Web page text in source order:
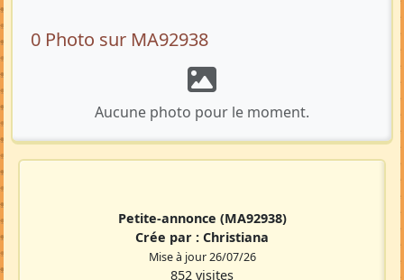
0 Photo sur MA92938
Aucune photo pour le moment.
Petite-annonce (MA92938)
Crée par : Christiana
Mise à jour 26/07/26
852 visites